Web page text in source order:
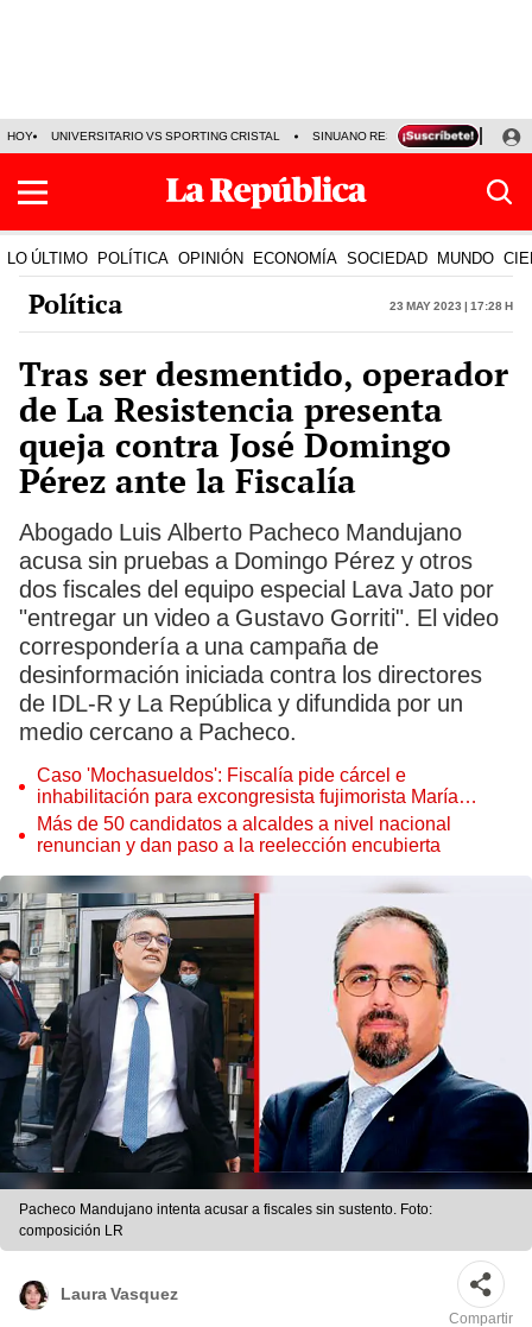
HOY UNIVERSITARIO VS SPORTING CRISTAL SINUANO RESULTADOS HOY
LO ÚLTIMO POLÍTICA OPINIÓN ECONOMÍA SOCIEDAD MUNDO
Política 23 May 2023 | 17:28 h
Tras ser desmentido, operador
de La Resistencia presenta
queja contra José Domingo
Pérez ante la Fiscalía
Abogado Luis Alberto Pacheco Mandujano
acusa sin pruebas a Domingo Pérez y otros
dos fiscales del equipo especial Lava Jato por
"entregar un video a Gustavo Gorriti". El video
correspondería a una campaña de
desinformación iniciada contra los directores
de IDL-R y La República y difundida por un
medio cercano a Pacheco.
Caso 'Mochasueldos': Fiscalía pide cárcel e
inhabilitación para excongresista fujimorista María
Cordero Jon Tay
Más de 50 candidatos a alcaldes a nivel nacional
renuncian y dan paso a la reelección encubierta
Pacheco Mandujano intenta acusar a fiscales sin sustento. Foto:
composición LR
Laura Vasquez
Compartir